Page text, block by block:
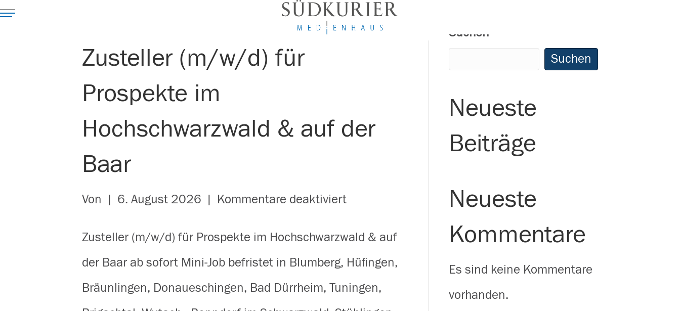
Zusteller (m/w/d) für
Prospekte im
Hochschwarzwald & auf der
Baar
Von | 6. August 2026 | Kommentare deaktiviertfür
Zusteller (m/w/d) für Prospekte im Hochschwarzwald & auf
der Baar ab sofort Mini-Job befristet in Blumberg, Hüfingen,
Bräunlingen, Donaueschingen, Bad Dürrheim, Tuningen,
Suchen
Suchen
Neueste
Beiträge
Neueste
Kommentare
Es sind keine Kommentare
vorhanden.